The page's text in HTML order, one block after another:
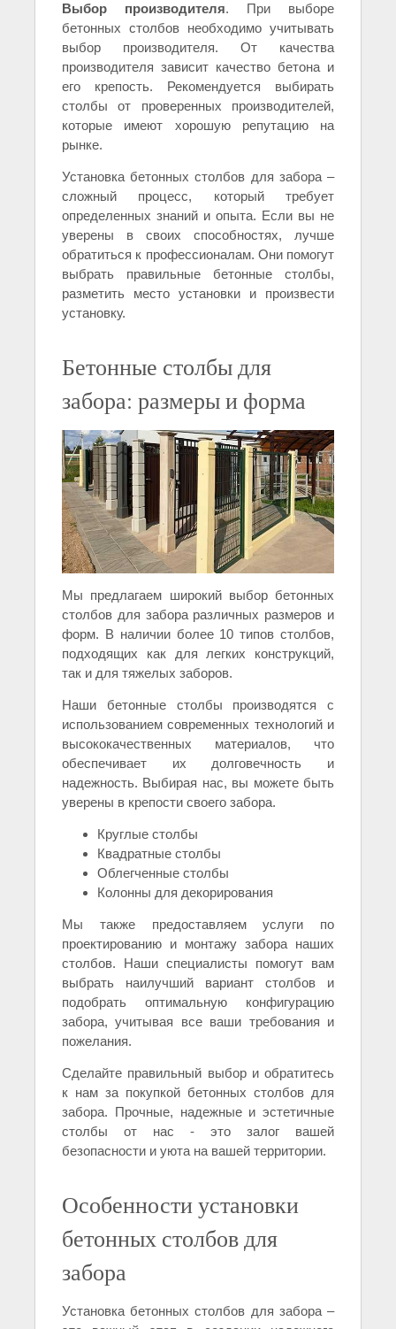
Выбор производителя. При выборе
бетонных столбов необходимо учитывать
выбор производителя. От качества
производителя зависит качество бетона и
его крепость. Рекомендуется выбирать
столбы от проверенных производителей,
которые имеют хорошую репутацию на
рынке.
Установка бетонных столбов для забора –
сложный процесс, который требует
определенных знаний и опыта. Если вы не
уверены в своих способностях, лучше
обратиться к профессионалам. Они помогут
выбрать правильные бетонные столбы,
разметить место установки и произвести
установку.
Бетонные столбы для
забора: размеры и форма
Мы предлагаем широкий выбор бетонных
столбов для забора различных размеров и
форм. В наличии более 10 типов столбов,
подходящих как для легких конструкций,
так и для тяжелых заборов.
Наши бетонные столбы производятся с
использованием современных технологий и
высококачественных материалов, что
обеспечивает их долговечность и
надежность. Выбирая нас, вы можете быть
уверены в крепости своего забора.
Круглые столбы
Квадратные столбы
Oблегченные столбы
Колонны для декорирования
Мы также предоставляем услуги по
проектированию и монтажу забора наших
столбов. Наши специалисты помогут вам
выбрать наилучший вариант столбов и
подобрать оптимальную конфигурацию
забора, учитывая все ваши требования и
пожелания.
Сделайте правильный выбор и обратитесь
к нам за покупкой бетонных столбов для
забора. Прочные, надежные и эстетичные
столбы от нас - это залог вашей
безопасности и уюта на вашей территории.
Особенности установки
бетонных столбов для
забора
Установка бетонных столбов для забора –